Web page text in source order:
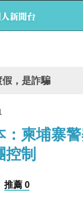
假，是詐騙
柬埔寨警
控制
推薦 0